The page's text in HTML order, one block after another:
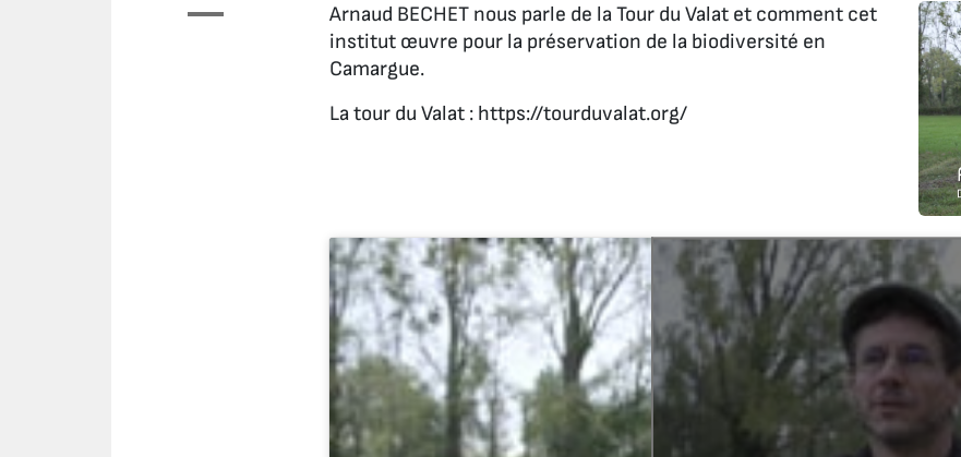
Arnaud BECHET nous parle de la Tour du Valat et comment cet
institut œuvre pour la préservation de la biodiversité en
Camargue.
La tour du Valat : https://tourduvalat.org/